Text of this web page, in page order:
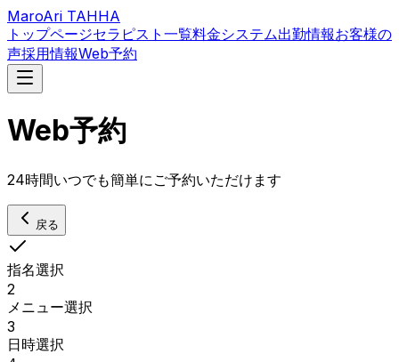
MaroAri TAHHA
トップページセラピスト一覧料金システム出勤情報お客様の
声採用情報Web予約
Web予約
24時間いつでも簡単にご予約いただけます
戻る
指名選択
2
メニュー選択
3
日時選択